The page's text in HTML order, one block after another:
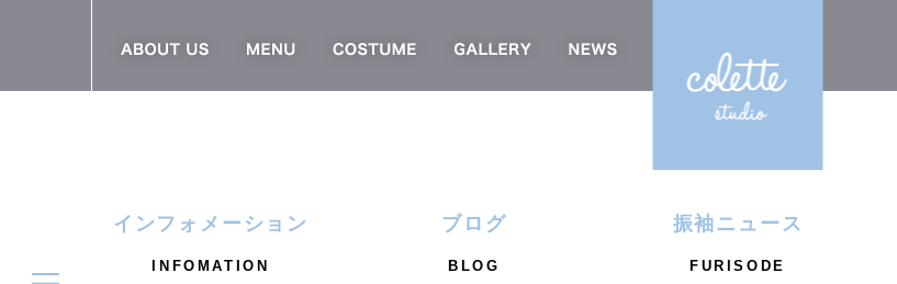
インフォメーション
INFOMATION
ブログ
BLOG
振袖ニュース
FURISODE